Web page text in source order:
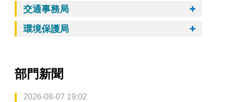
交通事務局
環境保護局
部門新聞
2026-08-07 19:02